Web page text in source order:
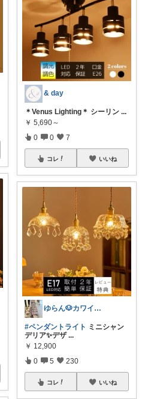
& day
＊Venus Lighting＊ シーリン ...
￥ 5,690～
0 0 7
コレ いいね
ゆらん🐶カワイイ物コレクター
#ペンダントライト ミニシャン
デリア✨デザ ...
￥ 12,900
0 5 230
コレ いいね